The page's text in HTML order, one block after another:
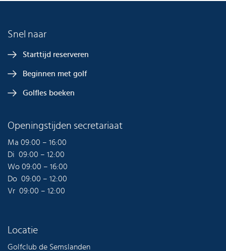
Snel naar
Starttijd reserveren
Beginnen met golf
Golfles boeken
Openingstijden secretariaat
Ma 09:00 – 16:00
Di 09:00 – 12:00
Wo 09:00 – 16:00
Do 09:00 – 12:00
Vr 09:00 – 12:00
Locatie
Golfclub de Semslanden